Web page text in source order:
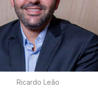
Ricardo Leão​